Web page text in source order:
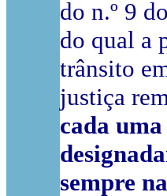
do n.º 9
do qual a
trânsito
justiça
cada
sempre